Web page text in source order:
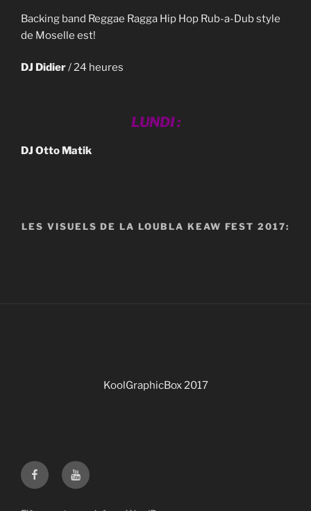
Backing band Reggae Ragga Hip Hop Rub-a-Dub style
de Moselle est!
DJ Didier/ 24 heures
LUNDI :
DJ Otto Matik
LES VISUELS DE LA LOUBLA KEAW FEST 2017:
KoolGraphicBox 2017
FacebookYoutube